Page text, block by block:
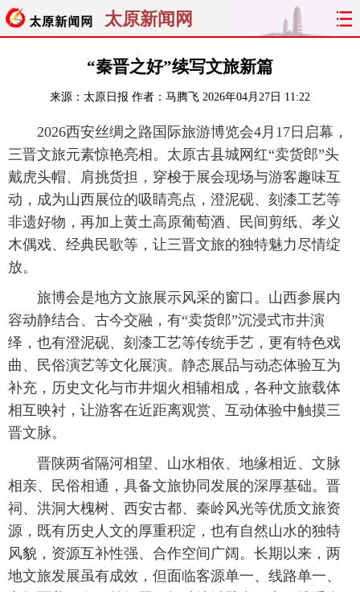
太原新闻网
聚焦 太原
经济 关注 文明 出行
纵横 曝光 综合 专题
旅游 理财 政务 教育
看天下 晋月读 最太原 网罗民生
太原日报
“秦晋之好”续写文旅新篇
来源： 太原日报 作者：马腾飞 2026年04月27日 11:22
2026西安丝绸之路国际旅游博览会4月17日启幕，
三晋文旅元素惊艳亮相。太原古县城网红“卖货郎”头
戴虎头帽、肩挑货担，穿梭于展会现场与游客趣味互
动，成为山西展位的吸睛亮点，澄泥砚、刻漆工艺等
非遗好物，再加上黄土高原葡萄酒、民间剪纸、孝义
木偶戏、经典民歌等，让三晋文旅的独特魅力尽情绽
放。
旅博会是地方文旅展示风采的窗口。山西参展内
容动静结合、古今交融，有“卖货郎”沉浸式市井演
绎，也有澄泥砚、刻漆工艺等传统手艺，更有特色戏
曲、民俗演艺等文化展演。静态展品与动态体验互为
补充，历史文化与市井烟火相辅相成，各种文旅载体
相互映衬，让游客在近距离观赏、互动体验中触摸三
晋文脉。
晋陕两省隔河相望、山水相依、地缘相近、文脉
相亲、民俗相通，具备文旅协同发展的深厚基础。晋
祠、洪洞大槐树、西安古都、秦岭风光等优质文旅资
源，既有历史人文的厚重积淀，也有自然山水的独特
风貌，资源互补性强、合作空间广阔。长期以来，两
地文旅发展虽有成效，但面临客源单一、线路单一、